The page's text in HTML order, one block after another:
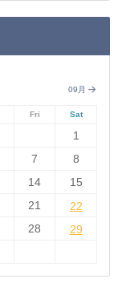
09月
Fri Sat
1
7
8
14
15
21 22
22
28 29
29